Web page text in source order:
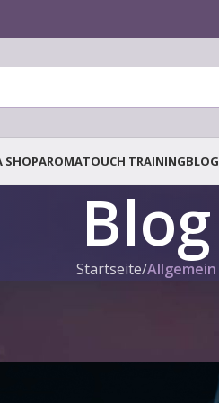
SHOPAROMATOUCH TRAININGBLOG
Blog
Startseite/Allgemein
von